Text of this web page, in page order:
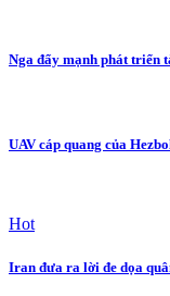
Nga đẩy mạnh phát triển
UAV cáp quang của
Hot
Iran đưa ra lời đe dọa